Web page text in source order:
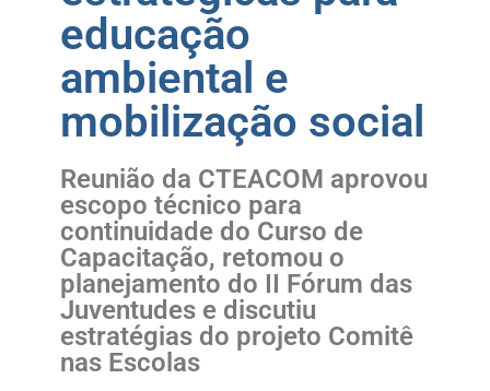
educação
ambiental e
mobilização social
Reunião da CTEACOM aprovou
escopo técnico para
continuidade do Curso de
Capacitação, retomou o
planejamento do II Fórum das
Juventudes e discutiu
estratégias do projeto Comitê
nas Escolas